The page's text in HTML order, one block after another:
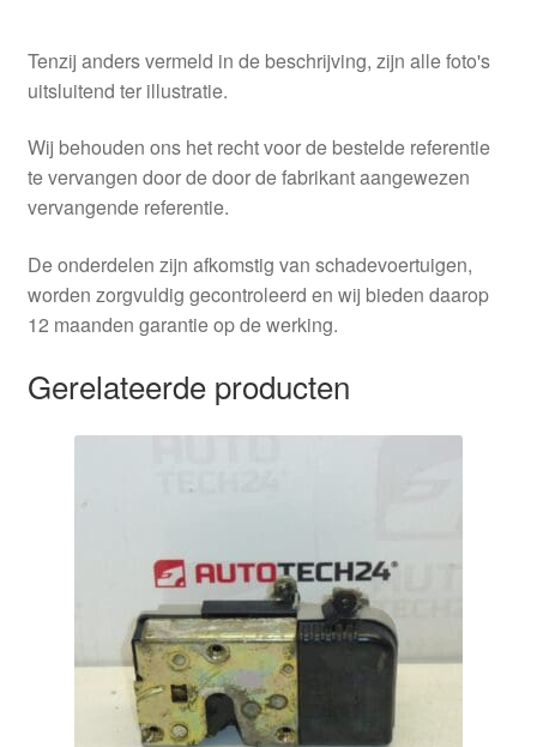
Tenzij anders vermeld in de beschrijving, zijn alle foto's
uitsluitend ter illustratie.
Wij behouden ons het recht voor de bestelde referentie
te vervangen door de door de fabrikant aangewezen
vervangende referentie.
De onderdelen zijn afkomstig van schadevoertuigen,
worden zorgvuldig gecontroleerd en wij bieden daarop
12 maanden garantie op de werking.
Gerelateerde producten